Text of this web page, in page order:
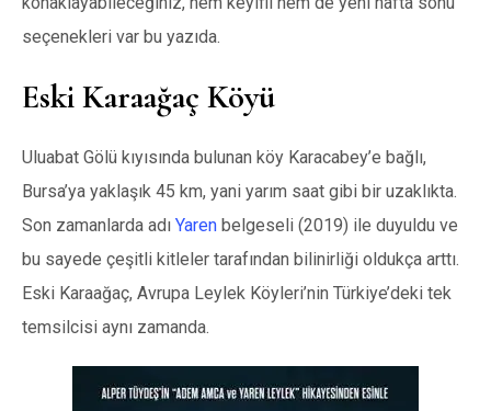
seçenekleri var bu yazıda.
Eski Karaağaç Köyü
Uluabat Gölü kıyısında bulunan köy Karacabey’e bağlı,
Bursa’ya yaklaşık 45 km, yani yarım saat gibi bir uzaklıkta.
Son zamanlarda adı Yaren belgeseli (2019) ile duyuldu ve
bu sayede çeşitli kitleler tarafından bilinirliği oldukça arttı.
Eski Karaağaç, Avrupa Leylek Köyleri’nin Türkiye’deki tek
temsilcisi aynı zamanda.